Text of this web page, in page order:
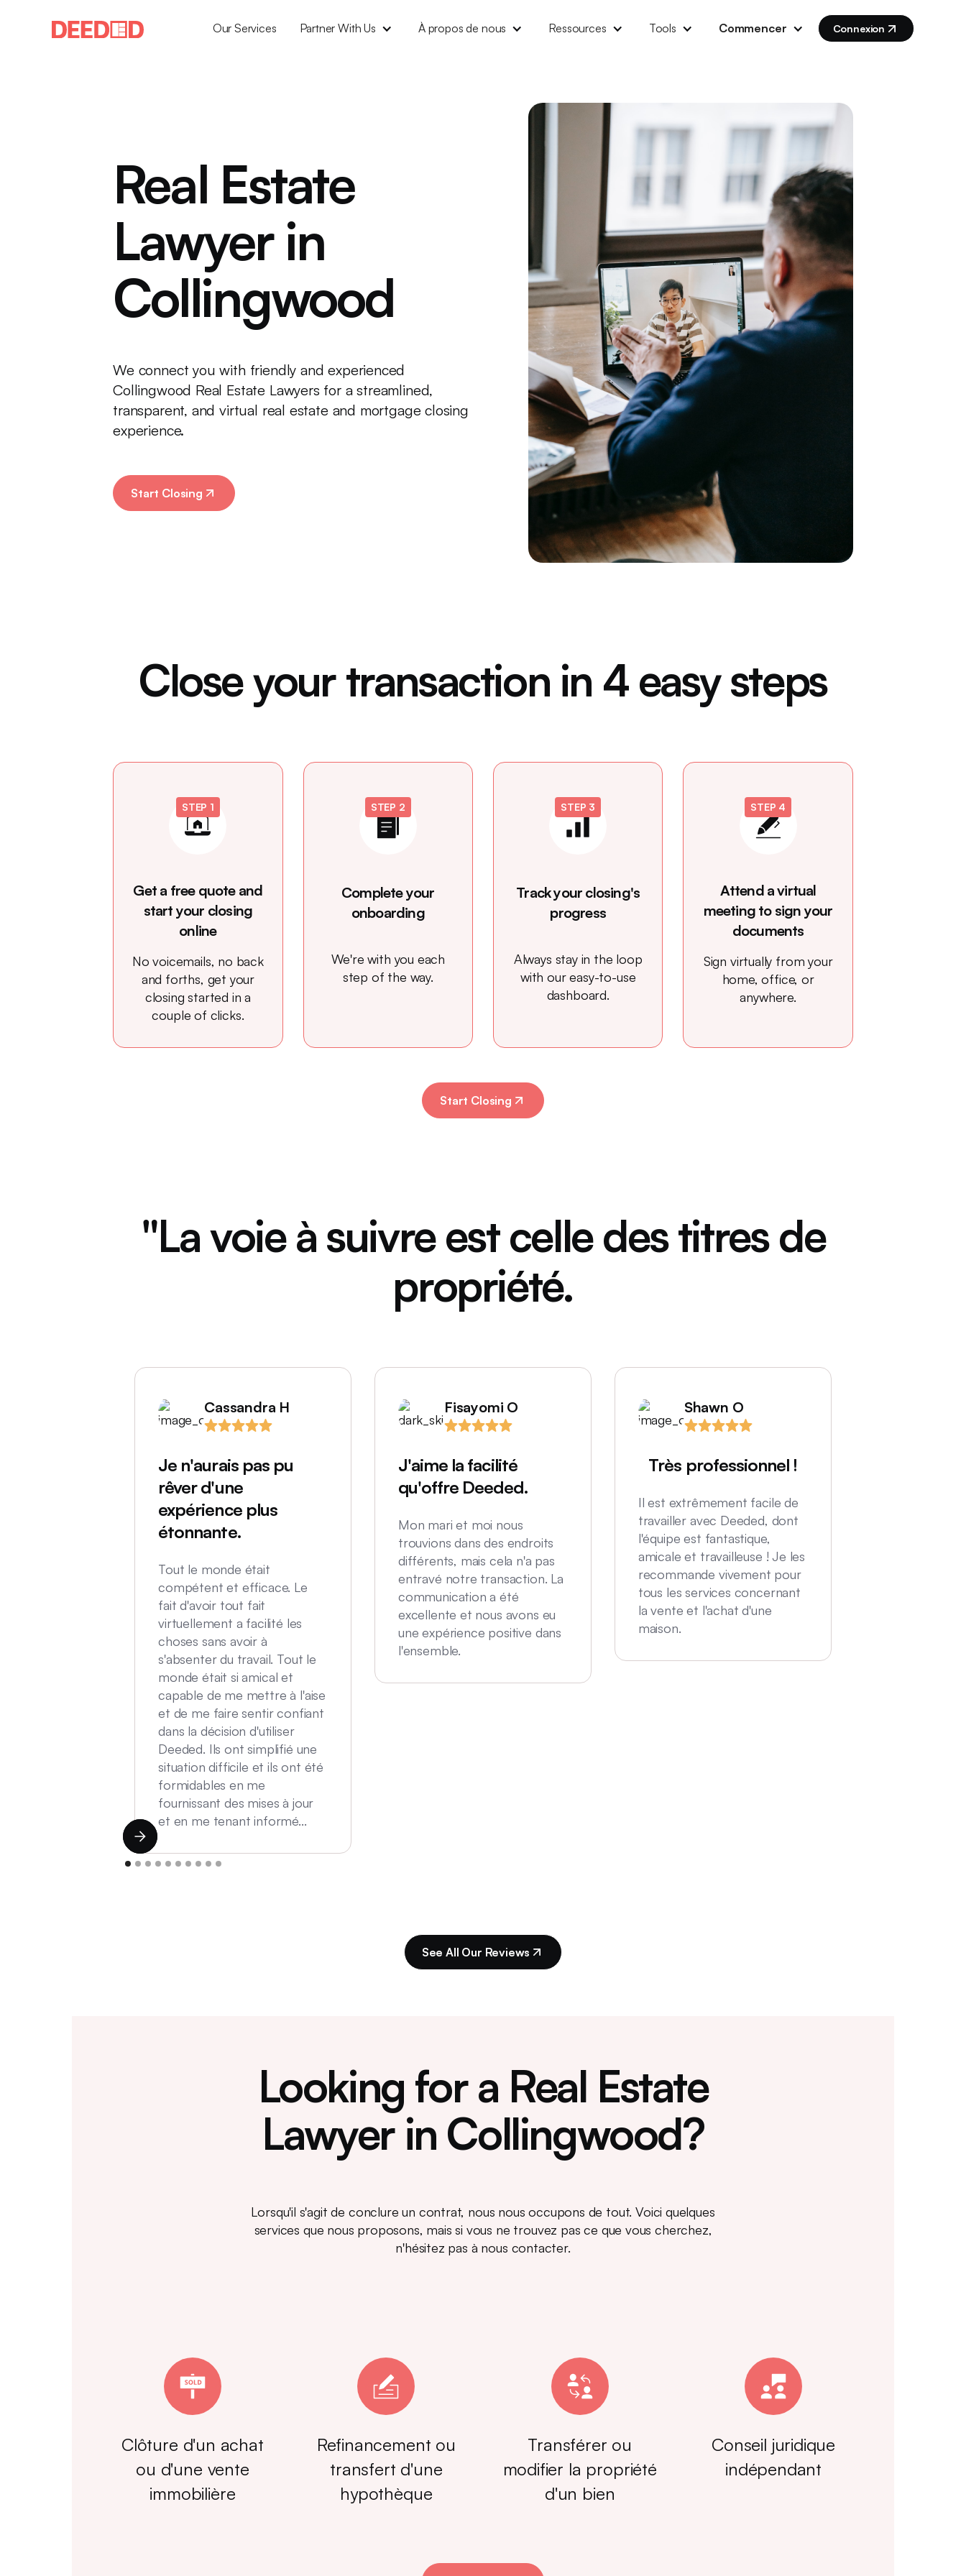
Our Services Partner With Us À propos de nous Ressources Tools Commencer Connexion
Real Estate
Lawyer in
Collingwood
We connect you with friendly and experienced
Collingwood Real Estate Lawyers for a streamlined,
transparent, and virtual real estate and mortgage closing
experience.
Start Closing
Close your transaction in 4 easy steps
STEP 1
Get a free quote and
start your closing
online
No voicemails, no back
and forths, get your
closing started in a
couple of clicks.
STEP 2
Complete your
onboarding
We're with you each
step of the way.
STEP 3
Track your closing's
progress
Always stay in the loop
with our easy-to-use
dashboard.
STEP 4
Attend a virtual
meeting to sign your
documents
Sign virtually from your
home, office, or
anywhere.
Start Closing
"La voie à suivre est celle des titres de
propriété.
Cassandra H
Je n'aurais pas pu
rêver d'une
expérience plus
étonnante.
Tout le monde était
compétent et efficace. Le
fait d'avoir tout fait
virtuellement a facilité les
choses sans avoir à
s'absenter du travail. Tout le
monde était si amical et
capable de me mettre à l'aise
et de me faire sentir confiant
dans la décision d'utiliser
Deeded. Ils ont simplifié une
situation difficile et ils ont été
formidables en me
fournissant des mises à jour
et en me tenant informé...
Fisayomi O
J'aime la facilité
qu'offre Deeded.
Mon mari et moi nous
trouvions dans des endroits
différents, mais cela n'a pas
entravé notre transaction. La
communication a été
excellente et nous avons eu
une expérience positive dans
l'ensemble.
Shawn O
Très professionnel !
Il est extrêmement facile de
travailler avec Deeded, dont
l'équipe est fantastique,
amicale et travailleuse ! Je les
recommande vivement pour
tous les services concernant
la vente et l'achat d'une
maison.
See All Our Reviews
Looking for a Real Estate
Lawyer in Collingwood?
Lorsqu'il s'agit de conclure un contrat, nous nous occupons de tout. Voici quelques
services que nous proposons, mais si vous ne trouvez pas ce que vous cherchez,
n'hésitez pas à nous contacter.
Clôture d'un achat
ou d'une vente
immobilière
Refinancement ou
transfert d'une
hypothèque
Transférer ou
modifier la propriété
d'un bien
Conseil juridique
indépendant